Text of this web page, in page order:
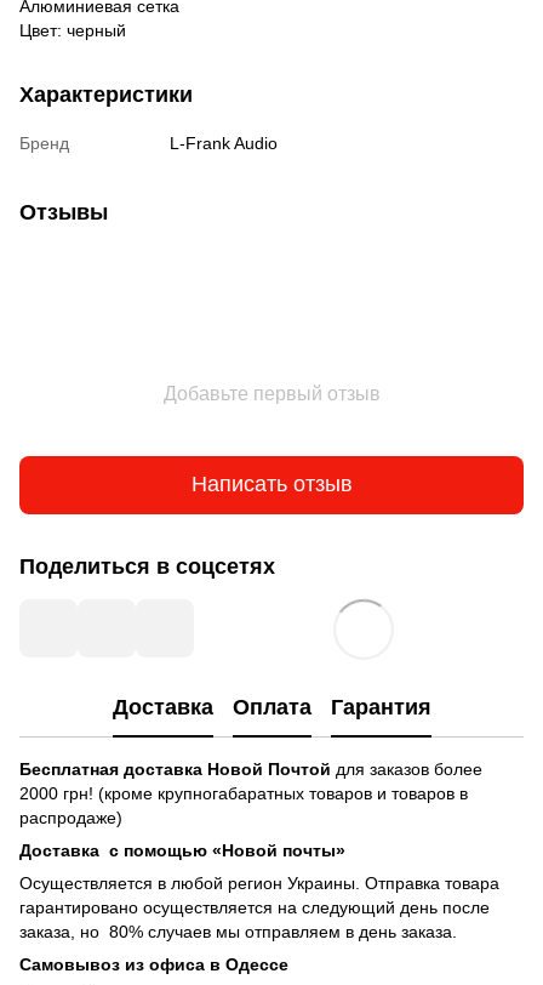
Алюминиевая сетка
Цвет: черный
Характеристики
Бренд L-Frank Audio
Отзывы
Добавьте первый отзыв
Написать отзыв
Поделиться в соцсетях
Доставка Оплата Гарантия
Бесплатная доставка Новой Почтой для заказов более
2000 грн! (кроме крупногабаратных товаров и товаров в
распродаже)
Доставка с помощью «Новой почты»
Осуществляется в любой регион Украины. Отправка товара
гарантировано осуществляется на следующий день после
заказа, но 80% случаев мы отправляем в день заказа.
Самовывоз из офиса в Одессе